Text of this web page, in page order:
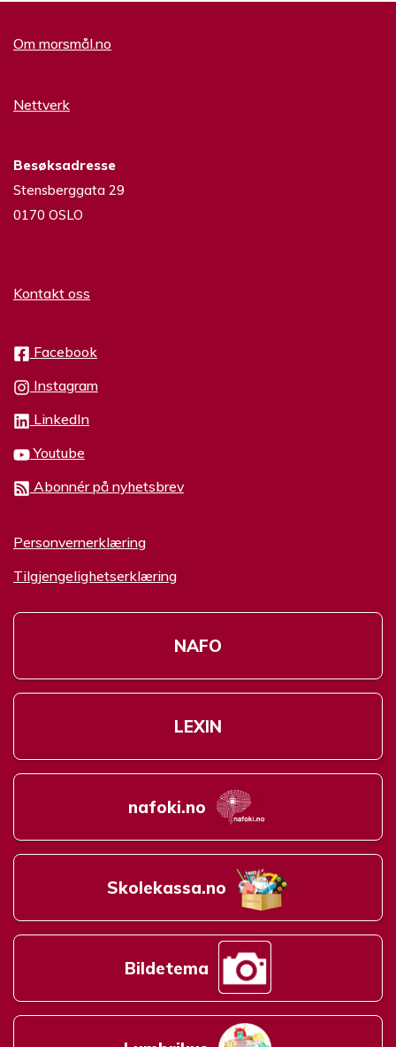
Om morsmål.no
Nettverk
Besøksadresse
Stensberggata 29
0170 OSLO
Kontakt oss
Facebook
Instagram
LinkedIn
Youtube
Abonnér på nyhetsbrev
Personvernerklæring
Tilgjengelighetserklæring
NAFO
LEXIN
nafoki.no
Skolekassa.no
Bildetema